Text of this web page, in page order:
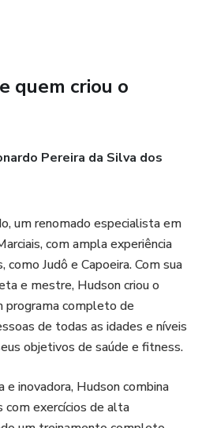
de renda que trabalha para
milhares a alcançar seus
mágica, é estratégia e ação! Dê
a construir sua renda extra com
jornada para a independência
quem criou o
Pereira da Silva dos
um renomado especialista em
com ampla experiência
Judô e Capoeira. Com sua
e mestre, Hudson criou o
programa completo de
de todas as idades e níveis
objetivos de saúde e fitness.
e inovadora, Hudson combina
com exercícios de alta